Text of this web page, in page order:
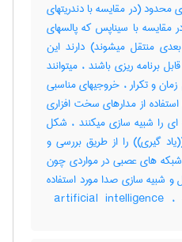
(در مقایسه با دندریتهای
با سیناپس که پالسهای
منتقل میشوند) دارند این
برنامه ریزی باشند ، میتوانند
و تکرار ، خروجیهای مناسبی
از مدارهای سخت افزاری
ای را شبیه سازی میکنند ، شکل
گیری)) را از طریق بررسی و
های عصبی در مواردی چون
شبیه سازی صدا مورد استفاده
قرار میگیرد نیز نگاه کنید به ‎ artificial intelligence ،